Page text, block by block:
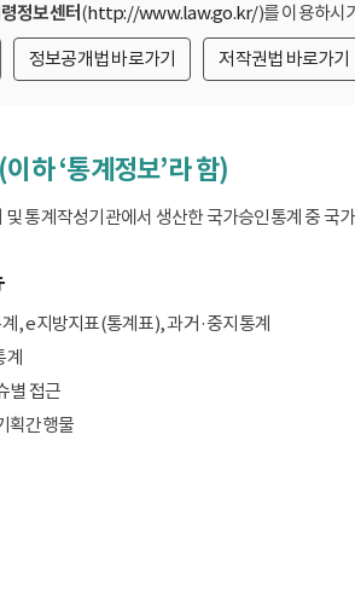
정보센터(http://www.law.go.kr/)를 이용하시
정보공개법 바로가기 저작권법 바로가기
하 ‘통계정보’라 함)
통계작성기관에서 생산한 국가승인통계 중
, e지방지표(통계표), 과거·중지통계
계
별 접근
획간행물